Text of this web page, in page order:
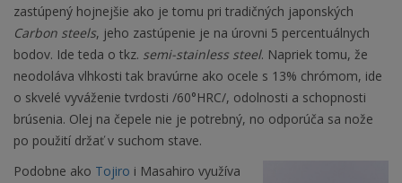
zastúpený hojnejšie ako je tomu pri tradičných japonských
Carbon steels, jeho zastúpenie je na úrovni 5 percentuálnych
bodov. Ide teda o tkz. semi-stainless steel. Napriek tomu, že
neodoláva vlhkosti tak bravúrne ako ocele s 13% chrómom, ide
o skvelé vyváženie tvrdosti /60°HRC/, odolnosti a schopnosti
brúsenia. Olej na čepele nie je potrebný, no odporúča sa nože
po použití držať v suchom stave.
Podobne ako Tojiro i Masahiro využíva